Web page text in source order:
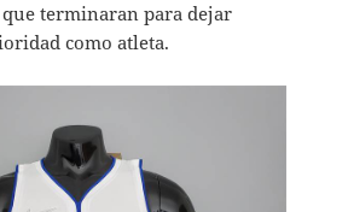
terminaran para dejar
como atleta.